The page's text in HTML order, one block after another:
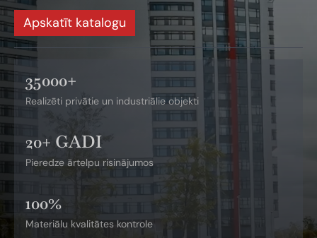
Apskatīt katalogu
35000+
Realizēti privātie un industriālie objekti
20+ GADI
Pieredze ārtelpu risinājumos
100%
Materiālu kvalitātes kontrole